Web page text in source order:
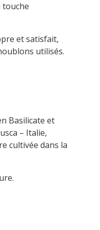
touche
et satisfait,
utilisés.
Basilicate et
– Italie,
cultivée dans la